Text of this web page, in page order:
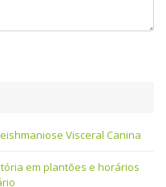
Visceral Canina
em plantões e horários